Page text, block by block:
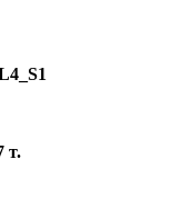
т.